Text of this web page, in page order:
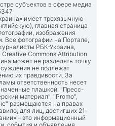
субъектов в сфере медиа
имеет трехязычную
главная страница
изображения
Все фотографии на Портале,
РБК-Украина,
Commons Attribution
может не разделять точку
не подлежат
их правдивости. За
ответственность несет
плашкой: "Пресс-
материал", "Promo",
размещаются на правах
для лиц, достигших 21-
– это информационный